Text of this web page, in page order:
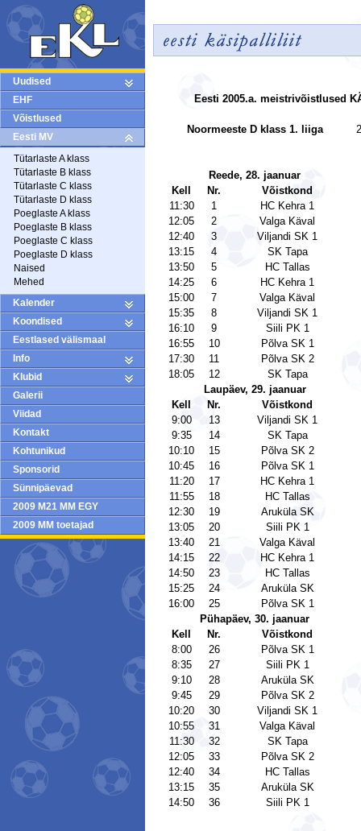
Uudised
EHF
Võistlused
Eesti MV
Tütarlaste A klass
Tütarlaste B klass
Tütarlaste C klass
Tütarlaste D klass
Poeglaste A klass
Poeglaste B klass
Poeglaste C klass
Poeglaste D klass
Naised
Mehed
Kalender
Koondised
Eestlased välismaal
Info
Klubid
Galerii
Viidad
Kontakt
Kohtunikud
Sponsorid
Sünnipäevad
2009 M21 MM EGY
2009 MM toetajad
Eesti 2005.a. meistrivõistlused
Noormeeste D klass 1. liiga
Reede, 28. jaanuar
Kell
Nr.
Võistkond
11:30
1
HC Kehra 1
12:05
2
Valga Käval
12:40
3
Viljandi SK 1
13:15
4
SK Tapa
13:50
5
HC Tallas
14:25
6
HC Kehra 1
15:00
7
Valga Käval
15:35
8
Viljandi SK 1
16:10
9
Siili PK 1
16:55
10
Põlva SK 1
17:30
11
Põlva SK 2
18:05
12
SK Tapa
Laupäev, 29. jaanuar
Kell
Nr.
Võistkond
9:00
13
Viljandi SK 1
9:35
14
SK Tapa
10:10
15
Põlva SK 2
10:45
16
Põlva SK 1
11:20
17
HC Kehra 1
11:55
18
HC Tallas
12:30
19
Aruküla SK
13:05
20
Siili PK 1
13:40
21
Valga Käval
14:15
22
HC Kehra 1
14:50
23
HC Tallas
15:25
24
Aruküla SK
16:00
25
Põlva SK 1
Pühapäev, 30. jaanuar
Kell
Nr.
Võistkond
8:00
26
Põlva SK 1
8:35
27
Siili PK 1
9:10
28
Aruküla SK
9:45
29
Põlva SK 2
10:20
30
Viljandi SK 1
10:55
31
Valga Käval
11:30
32
SK Tapa
12:05
33
Põlva SK 2
12:40
34
HC Tallas
13:15
35
Aruküla SK
14:50
36 Siili PK 1